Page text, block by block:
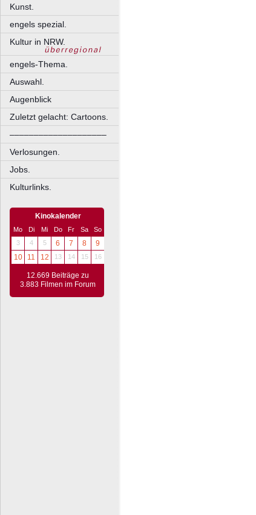
Kunst.
engels spezial.
Kultur in NRW.
engels-Thema.
Auswahl.
Augenblick
Zuletzt gelacht: Cartoons.
––––––––––––––––––––
Verlosungen.
Jobs.
Kulturlinks.
Kinokalender
Mo Di Mi Do Fr Sa
So
3
4 5 6 7 8
9
10
11 12 13 14 15 16
12.669 Beiträge zu
3.883 Filmen im Forum